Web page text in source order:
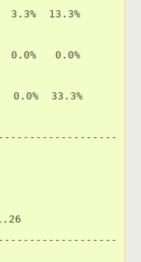
13.3%
0.0%   0.0%
33.3%